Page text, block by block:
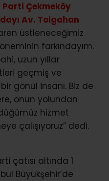
Çekmeköy
Av. Tolgahan
üstleneceğimiz
farkındayım.
uzun yıllar
geçmiş ve
gönül insanı. Biz de
onun yolundan
hizmet
çalışıyoruz” dedi.
çatısı altında 1
Büyükşehir’de